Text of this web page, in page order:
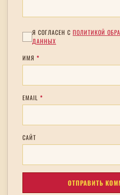
Я СОГЛАСЕН С ПОЛИТИКОЙ
ДАННЫХ
ИМЯ *
EMAIL *
САЙТ